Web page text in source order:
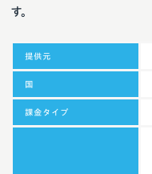
す。
提供元
国
課金タイプ